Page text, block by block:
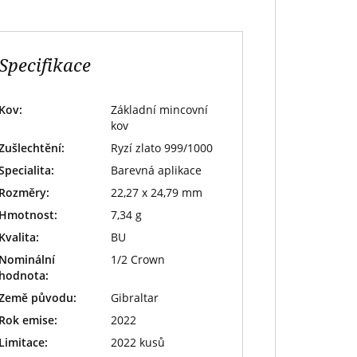
Kov:
Základní mincovní
kov
Ryzí zlato 999/1000
Barevná aplikace
Rozměry:
22,27 x 24,79 mm
Hmotnost:
7,34 g
Kvalita:
BU
Nominální
hodnota:
1/2 Crown
původu:
Gibraltar
Rok emise:
2022
Limitace:
2022 kusů